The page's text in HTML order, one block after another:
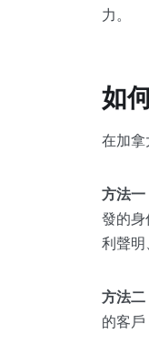
力。
如
在加拿
方法一
發的
利聲明
方法二
的客戶